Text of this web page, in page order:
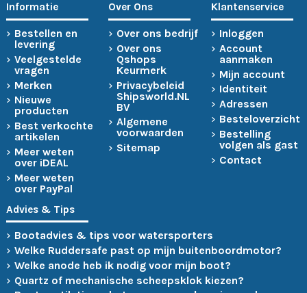
Informatie
Bestellen en
levering
Veelgestelde
vragen
Merken
Nieuwe
producten
Best verkochte
artikelen
Meer weten
over iDEAL
Meer weten
over PayPal
Over Ons
Over ons bedrijf
Over ons
Qshops
Keurmerk
Privacybeleid
Shipsworld.NL
BV
Algemene
voorwaarden
Sitemap
Klantenservice
Inloggen
Account
aanmaken
Mijn account
Identiteit
Adressen
Besteloverzicht
Bestelling
volgen als gast
Contact
Advies & Tips
Bootadvies & tips voor watersporters
Welke Ruddersafe past op mijn buitenboordmotor?
Welke anode heb ik nodig voor mijn boot?
Quartz of mechanische scheepsklok kiezen?